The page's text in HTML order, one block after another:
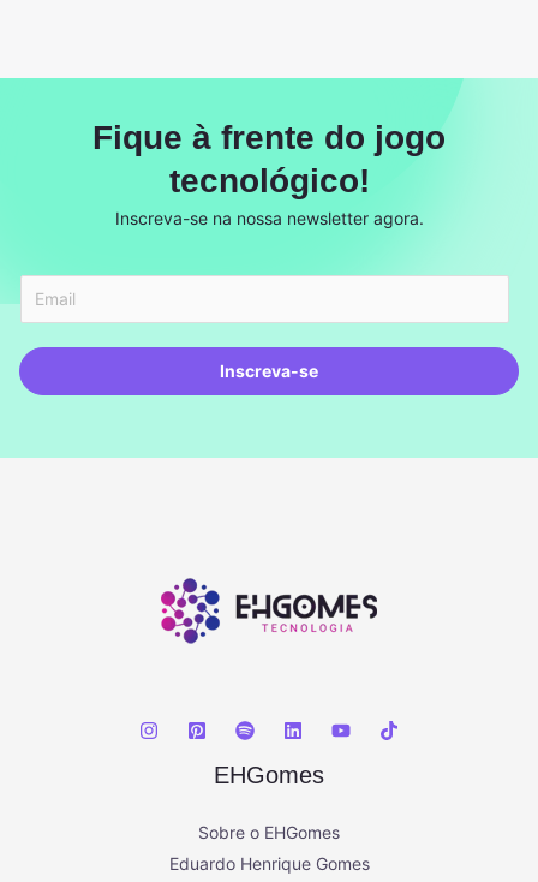
Fique à frente do jogo
tecnológico!
Inscreva-se na nossa newsletter agora.
Inscreva-se
EHGomes
Sobre o EHGomes
Eduardo Henrique Gomes